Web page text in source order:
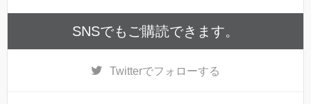
SNSでもご購読できます。
Twitterでフォローする